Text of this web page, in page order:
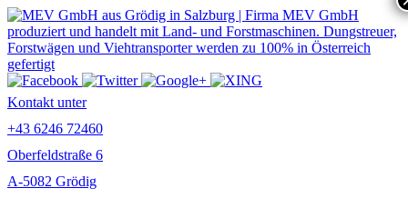
Kontakt unter
+43 6246 72460
Oberfeldstraße 6
A-5082 Grödig